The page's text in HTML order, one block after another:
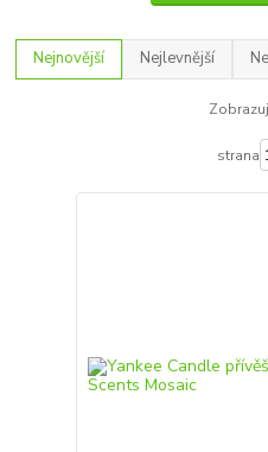
Nejnovější Nejlevnější
strana